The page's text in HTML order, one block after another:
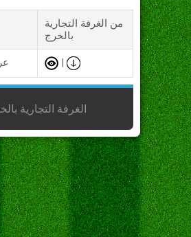
من الغرفة التجارية
بالخرج
الغرفة التجارية